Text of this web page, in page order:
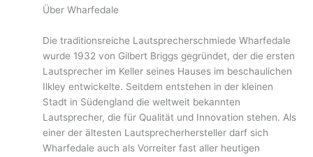
Über Wharfedale
Die traditionsreiche Lautsprecherschmiede Wharfedale
wurde 1932 von Gilbert Briggs gegründet, der die ersten
Lautsprecher im Keller seines Hauses im beschaulichen
Ilkley entwickelte. Seitdem entstehen in der kleinen
Stadt in Südengland die weltweit bekannten
Lautsprecher, die für Qualität und Innovation stehen. Als
einer der ältesten Lautsprecherhersteller darf sich
Wharfedale auch als Vorreiter fast aller heutigen